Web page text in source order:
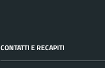
CONTATTI E RECAPITI